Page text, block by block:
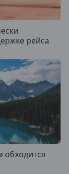
рейса
обходится